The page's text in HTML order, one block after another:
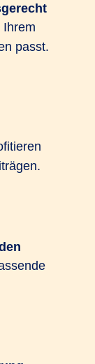
direkt
keine
Ihrem
passt.